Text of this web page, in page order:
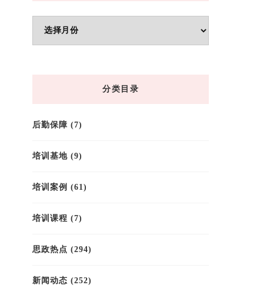
章
分类目录
后勤保障 (7)
培训基地 (9)
培训案例 (61)
培训课程 (7)
思政热点 (294)
新闻动态 (252)